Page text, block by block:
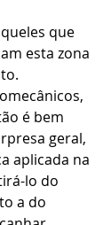
que
esta zona
é bem
geral,
aplicada na
lo do
a do